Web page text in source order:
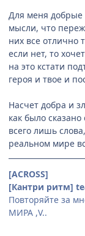
Для меня добрые
мысли, что
них все отлично
если нет, то
на это кстати
героя и твое и
Насчет добра и
как было
всего лишь
реальном мире
[ACROSS]
[Кантри ритм]
Повторяйте за
МИРА ,V..